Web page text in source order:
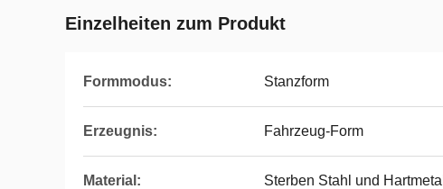
Einzelheiten zum Produkt
Formmodus: Stanzform
Erzeugnis: Fahrzeug-Form
Material: Sterben Stahl und Hartmetall